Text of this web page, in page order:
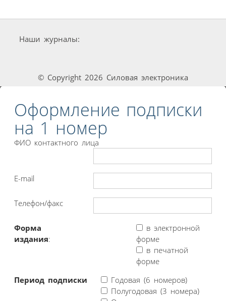
Наши журналы:
© Copyright 2026 Силовая электроника
Оформление подписки
на 1 номер
ФИО контактного лица
E-mail
Телефон/факс
Форма
издания:
в электронной
форме
в печатной
форме
Период подписки
Годовая (6 номеров)
Полугодовая (3 номера)